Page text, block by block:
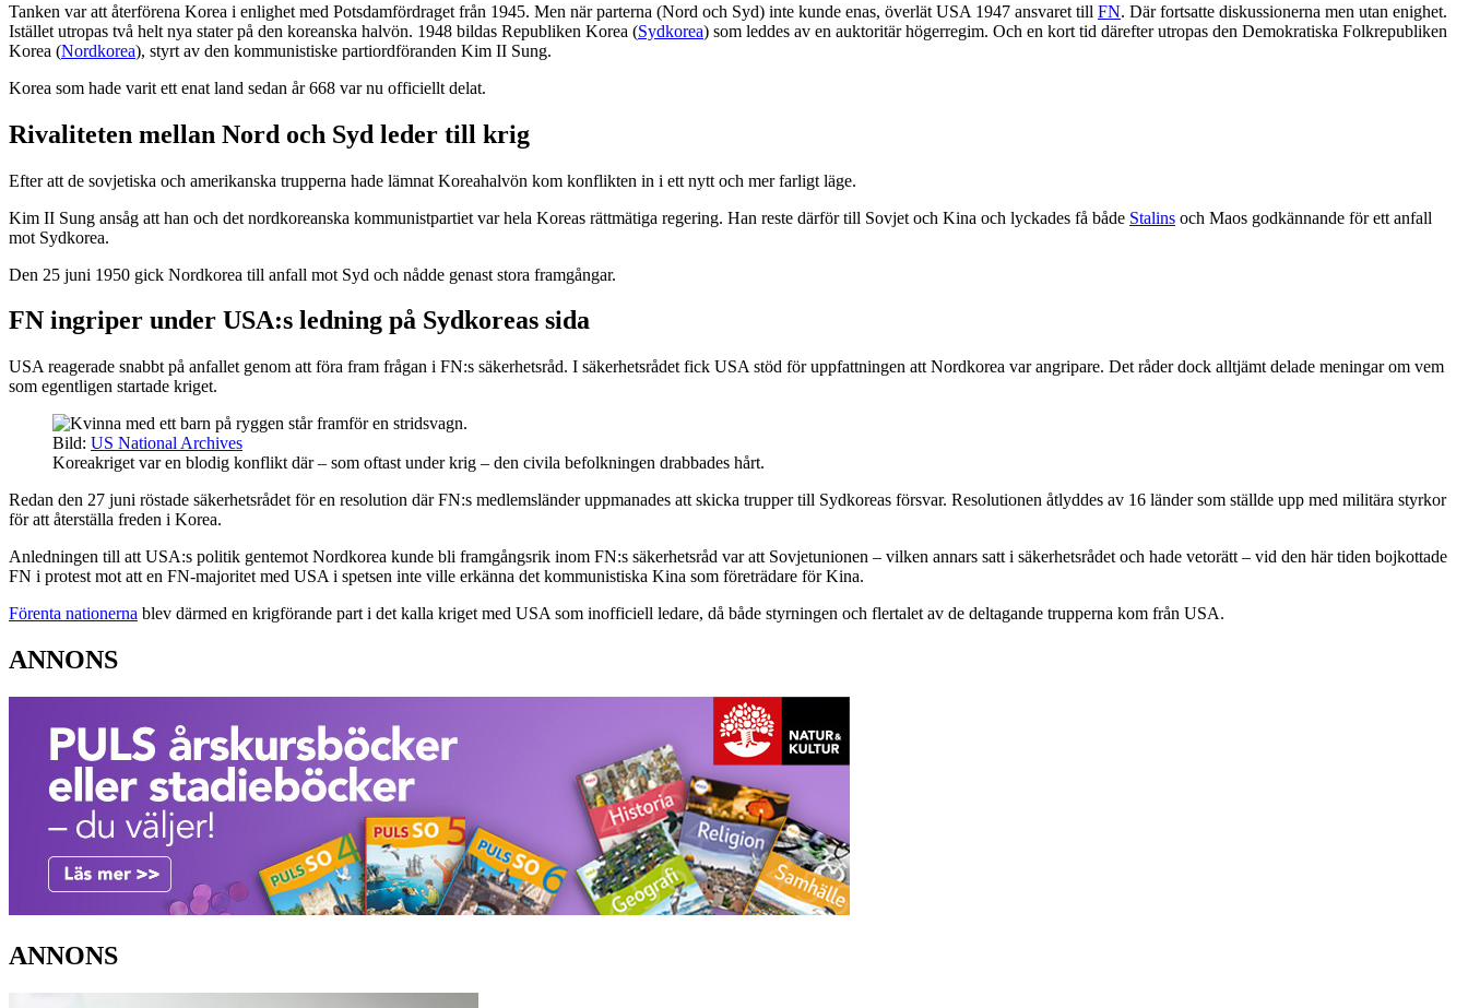
Tanken var att återförena Korea i enlighet med Potsdamfördraget från 1945. Men när parterna (Nord och Syd) inte kunde enas, överlät USA 1947 ansvaret till FN. Där fortsatte diskussionerna men utan enighet.
Istället utropas två helt nya stater på den koreanska halvön. 1948 bildas Republiken Korea (Sydkorea) som leddes av en auktoritär högerregim. Och en kort tid därefter utropas den Demokratiska Folkrepubliken
Korea (Nordkorea), styrt av den kommunistiske partiordföranden Kim II Sung.
Korea som hade varit ett enat land sedan år 668 var nu officiellt delat.
Rivaliteten mellan Nord och Syd leder till krig
Efter att de sovjetiska och amerikanska trupperna hade lämnat Koreahalvön kom konflikten in i ett nytt och mer farligt läge.
Kim II Sung ansåg att han och det nordkoreanska kommunistpartiet var hela Koreas rättmätiga regering. Han reste därför till Sovjet och Kina och lyckades få både Stalins och Maos godkännande för ett anfall
mot Sydkorea.
Den 25 juni 1950 gick Nordkorea till anfall mot Syd och nådde genast stora framgångar.
FN ingriper under USA:s ledning på Sydkoreas sida
USA reagerade snabbt på anfallet genom att föra fram frågan i FN:s säkerhetsråd. I säkerhetsrådet fick USA stöd för uppfattningen att Nordkorea var angripare. Det råder dock alltjämt delade meningar om vem
som egentligen startade kriget.
Bild: US National Archives
Koreakriget var en blodig konflikt där – som oftast under krig – den civila befolkningen drabbades hårt.
Redan den 27 juni röstade säkerhetsrådet för en resolution där FN:s medlemsländer uppmanades att skicka trupper till Sydkoreas försvar. Resolutionen åtlyddes av 16 länder som ställde upp med militära styrkor
för att återställa freden i Korea.
Anledningen till att USA:s politik gentemot Nordkorea kunde bli framgångsrik inom FN:s säkerhetsråd var att Sovjetunionen – vilken annars satt i säkerhetsrådet och hade vetorätt – vid den här tiden bojkottade
FN i protest mot att en FN-majoritet med USA i spetsen inte ville erkänna det kommunistiska Kina som företrädare för Kina.
Förenta nationerna blev därmed en krigförande part i det kalla kriget med USA som inofficiell ledare, då både styrningen och flertalet av de deltagande trupperna kom från USA.
ANNONS
ANNONS